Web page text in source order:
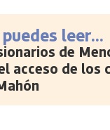
leer...
de
acceso de los